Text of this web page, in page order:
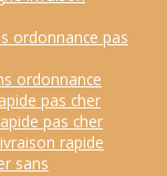
ordonnance pas
ordonnance
pas cher
pas cher
rapide
sans